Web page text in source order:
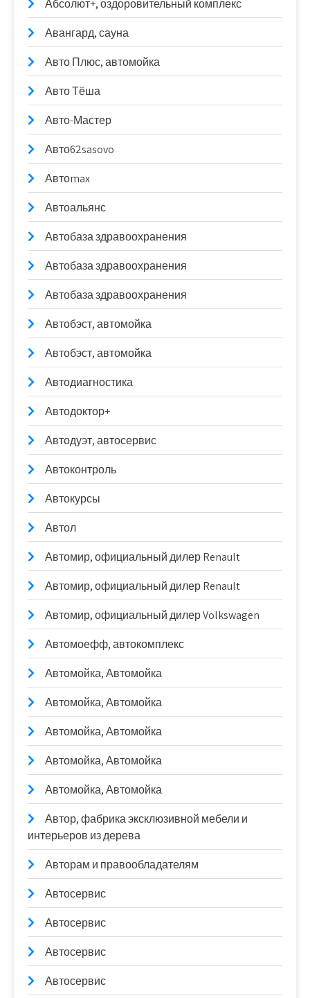
Абсолют+, оздоровительный комплекс
Авангард, сауна
Авто Плюс, автомойка
Авто Тёша
Авто-Мастер
Авто62sasovo
Автоmax
Автоальянс
Автобаза здравоохранения
Автобаза здравоохранения
Автобаза здравоохранения
Автобэст, автомойка
Автобэст, автомойка
Автодиагностика
Автодоктор+
Автодуэт, автосервис
Автоконтроль
Автокурсы
Автол
Автомир, официальный дилер Renault
Автомир, официальный дилер Renault
Автомир, официальный дилер Volkswagen
Автомоефф, автокомплекс
Автомойка, Автомойка
Автомойка, Автомойка
Автомойка, Автомойка
Автомойка, Автомойка
Автомойка, Автомойка
Автор, фабрика эксклюзивной мебели и
интерьеров из дерева
Авторам и правообладателям
Автосервис
Автосервис
Автосервис
Автосервис